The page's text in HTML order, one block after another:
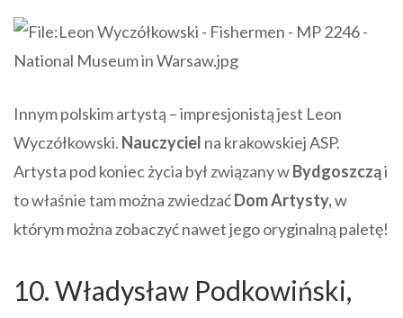
Innym polskim artystą – impresjonistą jest Leon
Wyczółkowski. Nauczyciel na krakowskiej ASP.
Artysta pod koniec życia był związany wBydgoszcząi
to właśnie tam można zwiedzaćDom Artysty,w
którym można zobaczyć nawet jego oryginalną paletę!
10. Władysław Podkowiński,